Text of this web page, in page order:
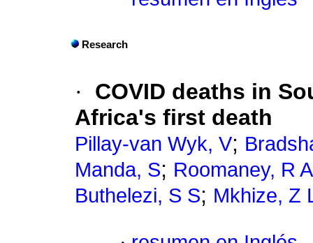
Research
·
COVID deaths in
Africa's first death
Pillay-van Wyk, V;
Manda, S; Roomaney, R A
Buthelezi, S S; Mkhize, Z